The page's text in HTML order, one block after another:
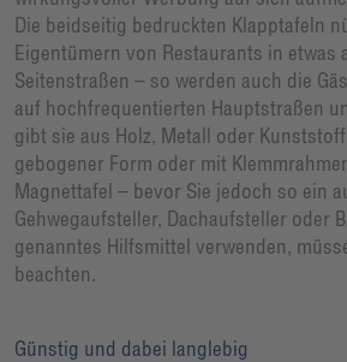
Die beidseitig bedruckten Klapptafeln
Eigentümern von Restaurants in etwas
Seitenstraßen – so werden auch die
auf hochfrequentierten Hauptstraßen
gibt sie aus Holz, Metall oder
gebogener Form oder mit
Magnettafel – bevor Sie jedoch so ein
Gehwegaufsteller, Dachaufsteller oder
genanntes Hilfsmittel verwenden,
beachten.
Günstig und dabei langlebig